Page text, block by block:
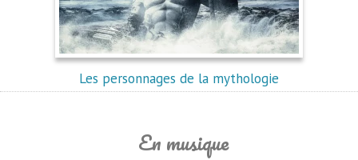
Les personnages de la mythologie
En musique